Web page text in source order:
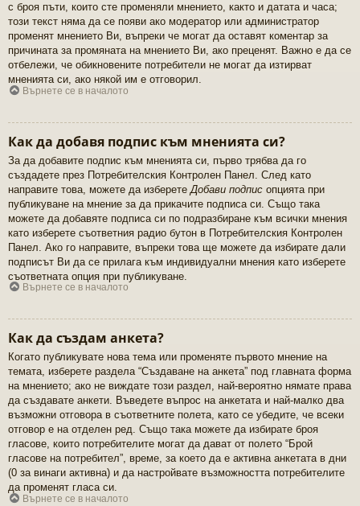
с броя пъти, които сте променяли мнението, както и датата и часа;
този текст няма да се появи ако модератор или администратор
променят мнението Ви, въпреки че могат да оставят коментар за
причината за промяната на мнението Ви, ако преценят. Важно е да се
отбележи, че обикновените потребители не могат да изтирват
мненията си, ако някой им е отговорил.
Върнете се в началото
Как да добавя подпис към мненията си?
За да добавите подпис към мненията си, първо трябва да го
създадете през Потребителския Контролен Панел. След като
направите това, можете да изберете Добави подпис опцията при
публикуване на мнение за да прикачите подписа си. Също така
можете да добавяте подписа си по подразбиране към всички мнения
като изберете съответния радио бутон в Потребителския Контролен
Панел. Ако го направите, въпреки това ще можете да избирате дали
подписът Ви да се прилага към индивидуални мнения като изберете
съответната опция при публикуване.
Върнете се в началото
Как да създам анкета?
Когато публикувате нова тема или променяте първото мнение на
темата, изберете раздела “Създаване на анкета” под главната форма
на мнението; ако не виждате този раздел, най-вероятно нямате права
да създавате анкети. Въведете въпрос на анкетата и най-малко два
възможни отговора в съответните полета, като се убедите, че всеки
отговор е на отделен ред. Също така можете да избирате броя
гласове, които потребителите могат да дават от полето “Брой
гласове на потребител”, време, за което да е активна анкетата в дни
(0 за винаги активна) и да настройвате възможността потребителите
да променят гласа си.
Върнете се в началото